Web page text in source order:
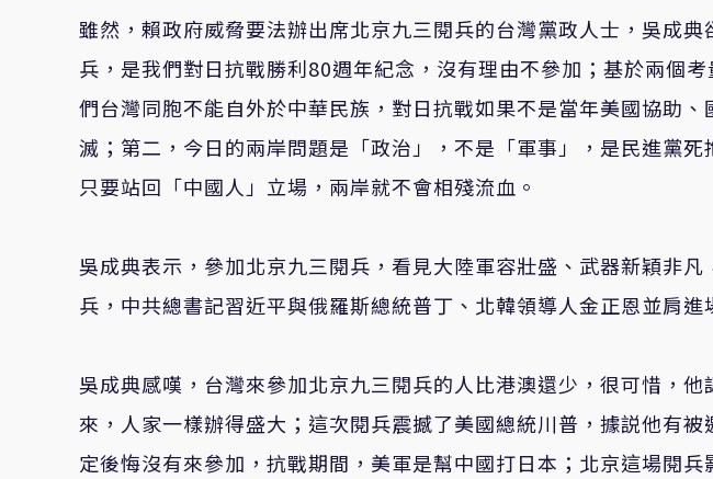
雖然，賴政府威脅要法辦出席北京九三閱兵的台灣黨政人士，吳成
兵，是我們對日抗戰勝利80週年紀念，沒有理由不參加；基於兩個
們台灣同胞不能自外於中華民族，對日抗戰如果不是當年美國協助
滅；第二，今日的兩岸問題是「政治」，不是「軍事」，是民進黨死
只要站回「中國人」立場，兩岸就不會相殘流血。
吳成典表示，參加北京九三閱兵，看見大陸軍容壯盛、武器新穎非
兵，中共總書記習近平與俄羅斯總統普丁、北韓領導人金正恩並肩進
吳成典感嘆，台灣來參加北京九三閱兵的人比港澳還少，很可惜，
來，人家一樣辦得盛大；這次閱兵震撼了美國總統川普，據説他有
定後悔沒有來參加，抗戰期間，美軍是幫中國打日本；北京這場閱